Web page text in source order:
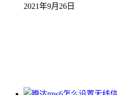
2021年9月26日